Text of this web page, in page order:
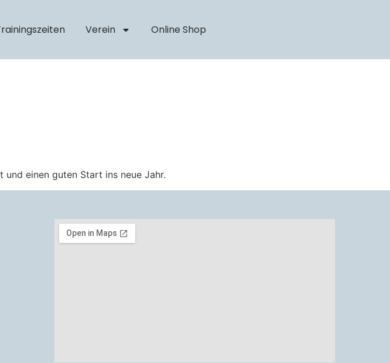
Verein Online Shop
und einen guten Start ins neue Jahr.